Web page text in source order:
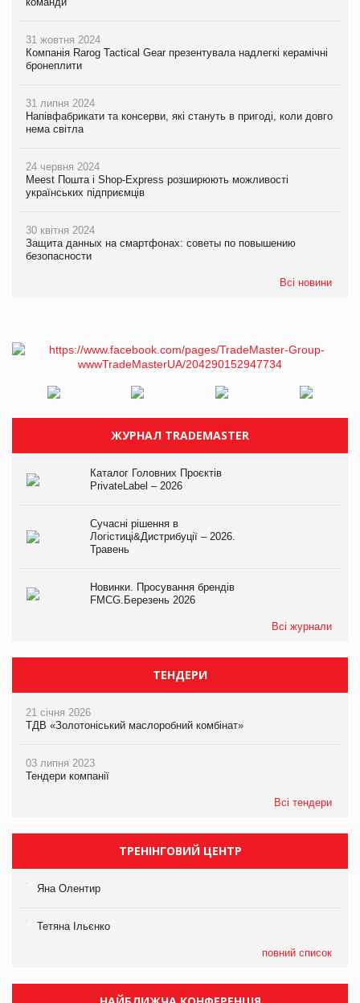
31 жовтня 2024
Компанія Rarog Tactical Gear презентувала надлегкі керамічні
бронеплити
31 липня 2024
Напівфабрикати та консерви, які стануть в пригоді, коли довго
нема світла
24 червня 2024
Meest Пошта і Shop-Express розширюють можливості
українських підприємців
30 квітня 2024
Защита данных на смартфонах: советы по повышению
безопасности
Всі новини
ЖУРНАЛ TRADEMASTER
Каталог Головних Проєктів
PrivateLabel – 2026
Сучасні рішення в
Логістиці&Дистрибуції – 2026.
Травень
Новинки. Просування брендів
FMCG.Березень 2026
Всі журнали
ТЕНДЕРИ
21 січня 2026
ТДВ «Золотоніський маслоробний комбінат»
03 липня 2023
Тендери компанії
Всі тендери
ТРЕНІНГОВИЙ ЦЕНТР
Яна Олентир
Тетяна Ільєнко
повний список